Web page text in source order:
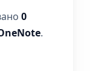
0
.